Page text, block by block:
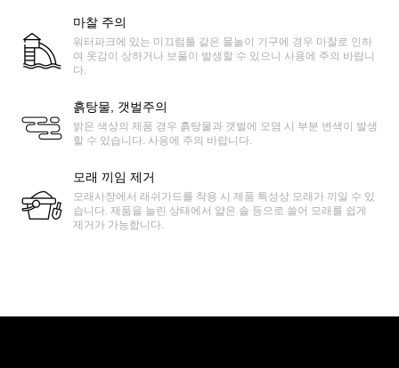
마찰 주의
워터파크에 있는 미끄럼틀 같은 물놀이 기구에 경우 마찰로 인하
여 옷감이 상하거나 보풀이 발생할 수 있으니 사용에 주의 바랍니
다.
흙탕물, 갯벌주의
밝은 색상의 제품 경우 흙탕물과 갯벌에 오염 시 부분 변색이 발생
할 수 있습니다. 사용에 주의 바랍니다.
모래 끼임 제거
모래사장에서 래쉬가드를 착용 시 제품 특성상 모래가 끼일 수 있
습니다. 제품을 늘린 상태에서 얇은 솔 등으로 쓸어 모래를 쉽게
제거가 가능합니다.